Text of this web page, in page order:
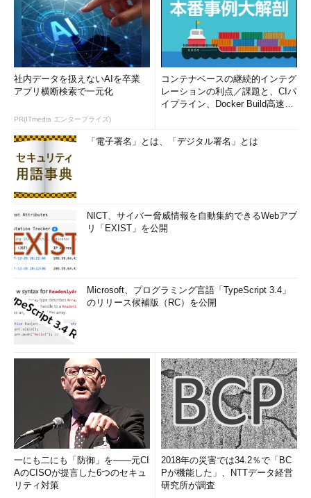
社内データを扱えないAIを卒業
アプリ横断検索で一元化
PR(ITmedia エンタープライズ)
コンテナベースの継続的インテグ
レーションの利点／課題と、CIパ
イプライン、Docker Build高速化
「電子署名」とは、「デジタル署名」とは
NICT、サイバー脅威情報を自動集約できるWebアプ
リ「EXIST」を公開
Microsoft、プログラミング言語「TypeScript 3.4」
のリリース候補版（RC）を公開
一にも二にも「防御」を――元CI
AのCISOが提言した6つのセキュ
リティ対策
2018年の災害では34.2％で「BC
Pが機能した」、NTTデータ経営
研究所が調査